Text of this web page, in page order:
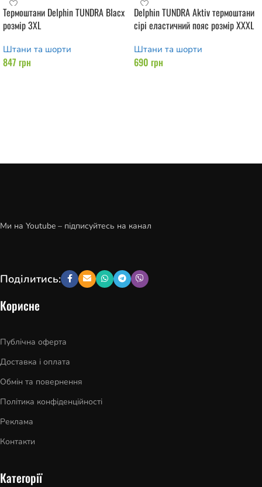
Термоштани Delphin TUNDRA Blacx
розмір 3XL
Штани та шорти
847 грн
Delphin TUNDRA Aktiv термоштани
сірі еластичний пояс розмір XXXL
Штани та шорти
690 грн
Ми на Youtube – підписуйтесь на канал
Поділитись:
Корисне
Публічна оферта
Доставка і оплата
Обмін та повернення
Політика конфіденційності
Реклама
Контакти
Категорії